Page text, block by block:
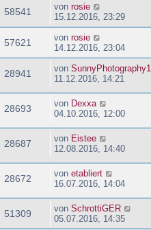
58541 von rosie
15.12.2016, 23:29
57621 von rosie
14.12.2016, 23:04
28941 von SunnyPhotography1
11.12.2016, 14:21
28693 von Dexxa
04.10.2016, 12:00
28687 von Eistee
12.08.2016, 14:40
28672 von etabliert
16.07.2016, 14:04
51309 von SchrottiGER
05.07.2016, 14:35